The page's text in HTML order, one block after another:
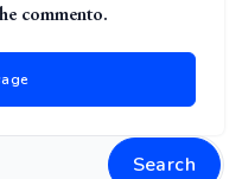
commento.
Search